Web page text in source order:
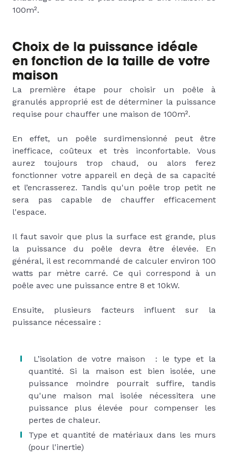
100m².
Choix de la puissance idéale
en fonction de la taille de votre
maison
La première étape pour choisir un poêle à
granulés approprié est de déterminer la puissance
requise pour chauffer une maison de 100m².
En effet, un poêle surdimensionné peut être
inefficace, coûteux et très inconfortable. Vous
aurez toujours trop chaud, ou alors ferez
fonctionner votre appareil en deçà de sa capacité
et l’encrasserez. Tandis qu'un poêle trop petit ne
sera pas capable de chauffer efficacement
l'espace.
Il faut savoir que plus la surface est grande, plus
la puissance du poêle devra être élevée. En
général, il est recommandé de calculer environ 100
watts par mètre carré. Ce qui correspond à un
poêle avec une puissance entre 8 et 10kW.
Ensuite, plusieurs facteurs influent sur la
puissance nécessaire :
L’isolation de votre maison : le type et la
quantité. Si la maison est bien isolée, une
puissance moindre pourrait suffire, tandis
qu'une maison mal isolée nécessitera une
puissance plus élevée pour compenser les
pertes de chaleur.
Type et quantité de matériaux dans les murs
(pour l'inertie)